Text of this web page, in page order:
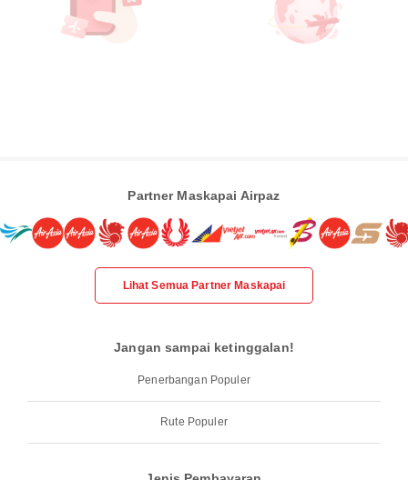
Partner Maskapai Airpaz
Lihat Semua Partner Maskapai
Jangan sampai ketinggalan!
Penerbangan Populer
Rute Populer